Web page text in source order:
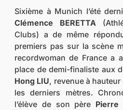
Sixième à Munich l’été
Clémence BERETTA
Clubs) a de même
premiers pas sur la scène
recordwoman de France a
place de demi-finaliste aux
Hong LIU, revenue à
les derniers mètres.
l’élève de son père Pierre